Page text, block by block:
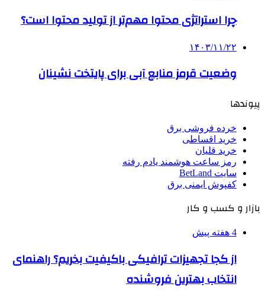
چرا استراتژی محتوا مهم‌تر از تولید محتوا است؟
۱۴۰۳/۱۱/۲۲
وضعیت قرمز منابع آبی برای پایتخت نشینان
پیوندها
خرده فروشی برق
خرید اقساطی
خرید قلیان
رمز ساعت هوشمند یادم رفته
سایت BetLand
کفپوش ایمنی برق
بازار و کسب و کار
4 هفته پیش
از کجا تجهیزات ترافیکی باکیفیت بخریم؟ راهنمای
انتخاب بهترین فروشنده